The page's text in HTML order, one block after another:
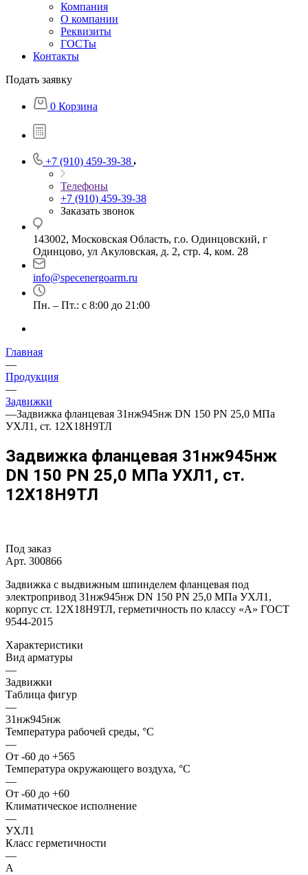
Компания
О компании
Реквизиты
ГОСТы
Контакты
Подать заявку
0 Корзина
+7 (910) 459-39-38
Телефоны
+7 (910) 459-39-38
Заказать звонок
143002, Московская Область, г.о. Одинцовский, г
Одинцово, ул Акуловская, д. 2, стр. 4, ком. 28
info@specenergoarm.ru
Пн. – Пт.: с 8:00 до 21:00
Главная
—
Продукция
—
Задвижки
—Задвижка фланцевая 31нж945нж DN 150 PN 25,0 МПа
УХЛ1, ст. 12Х18Н9ТЛ
Задвижка фланцевая 31нж945нж
DN 150 PN 25,0 МПа УХЛ1, ст.
12Х18Н9ТЛ
Под заказ
Арт. 300866
Задвижка с выдвижным шпинделем фланцевая под
электропривод 31нж945нж DN 150 PN 25,0 МПа УХЛ1,
корпус ст. 12Х18Н9ТЛ, герметичность по классу «A» ГОСТ
9544-2015
Характеристики
Вид арматуры
—
Задвижки
Таблица фигур
—
31нж945нж
Температура рабочей среды, °С
—
От -60 до +565
Температура окружающего воздуха, °С
—
От -60 до +60
Климатическое исполнение
—
УХЛ1
Класс герметичности
—
А